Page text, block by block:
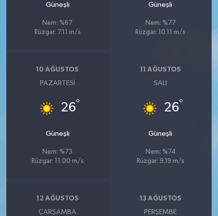
Güneşli
Nem: %67
Rüzgar: 7.11 m/s
Güneşli
Nem: %77
Rüzgar: 10.11 m/s
10 AĞUSTOS
PAZARTESI
26°
Güneşli
Nem: %73
Rüzgar: 11.00 m/s
11 AĞUSTOS
SALI
26°
Güneşli
Nem: %74
Rüzgar: 9.19 m/s
12 AĞUSTOS
ÇARŞAMBA
13 AĞUSTOS
PERŞEMBE